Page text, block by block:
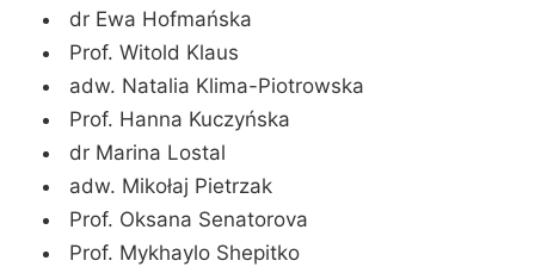
dr Ewa Hofmańska
Prof. Witold Klaus
adw. Natalia Klima-Piotrowska
Prof. Hanna Kuczyńska
dr Marina Lostal
adw. Mikołaj Pietrzak
Prof. Oksana Senatorova
Prof. Mykhaylo Shepitko